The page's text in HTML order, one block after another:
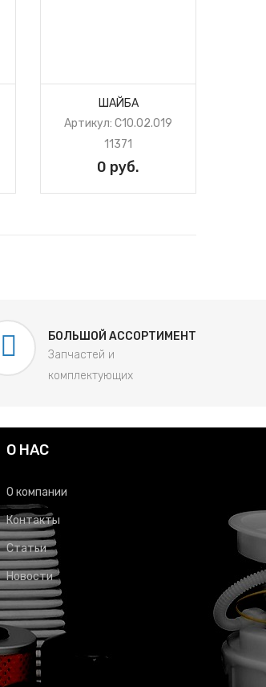
ШАЙБА
Артикул: С10.02.019
11371
0 руб.
БОЛЬШОЙ АССОРТИМЕНТ
Запчастей и
комплектующих
О НАС
О компании
Контакты
Статьи
Новости